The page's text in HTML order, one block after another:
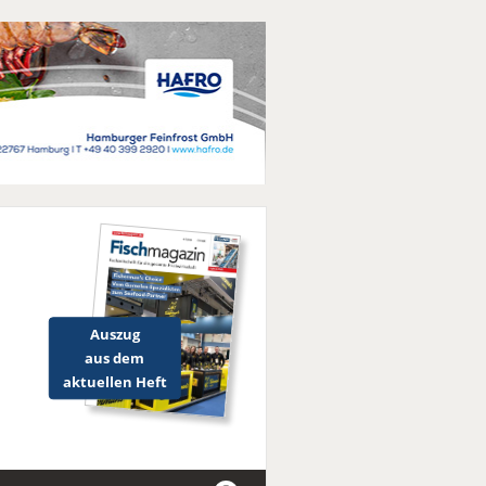
Auszug
aus dem
aktuellen Heft